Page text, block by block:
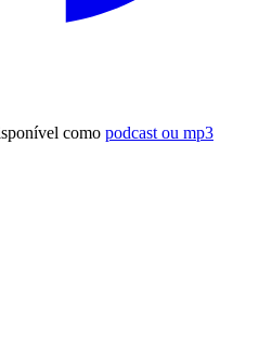
como podcast ou mp3